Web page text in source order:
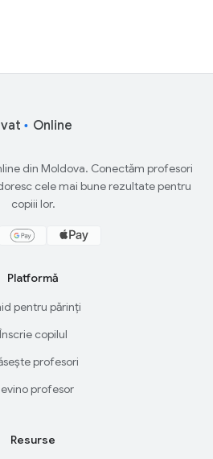
Online
din Moldova. Conectăm profesori
cele mai bune rezultate pentru
copiii lor.
Platformă
pentru părinți
copilul
profesori
profesor
Resurse